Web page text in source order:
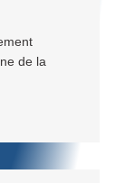
de la